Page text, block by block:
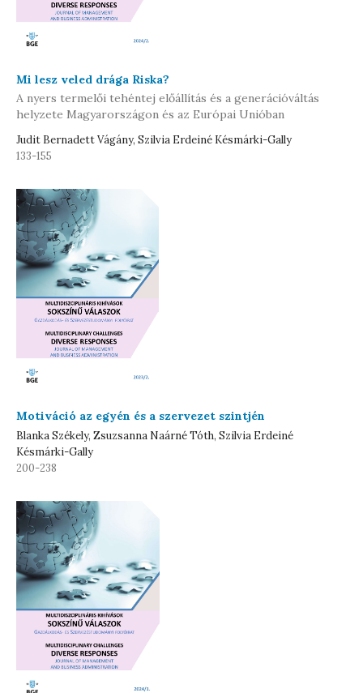
Mi lesz veled drága Riska?
A nyers termelői tehéntej előállítás és a generációváltás
helyzete Magyarországon és az Európai Unióban
Judit Bernadett Vágány, Szilvia Erdeiné Késmárki-Gally
133-155
Motiváció az egyén és a szervezet szintjén
Blanka Székely, Zsuzsanna Naárné Tóth, Szilvia Erdeiné
Késmárki-Gally
200-238